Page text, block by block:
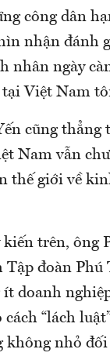
công dân
nhận đánh
nhân ngày
tại Việt Nam
cũng thẳng
Nam vẫn
thế giới về
kiến trên, ông
Tập đoàn
doanh
“lách
không nhỏ